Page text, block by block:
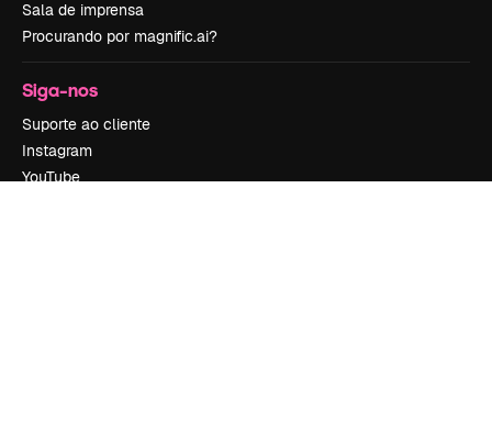
Sala de imprensa
Procurando por magnific.ai?
Siga-nos
Suporte ao cliente
Instagram
YouTube